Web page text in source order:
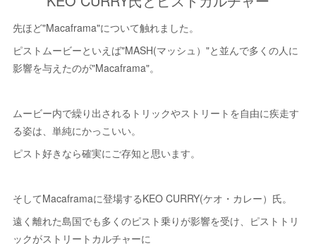
先ほど"Macaframa"について触れました。
ピストムービーといえば"MASH(マッシュ）"と並んで多くの人に
影響を与えたのが"Macaframa"。
ムービー内で繰り出されるトリックやストリートを自由に疾走す
る姿は、単純にかっこいい。
ピスト好きなら確実にご存知と思います。
そしてMacaframaに登場するKEO CURRY(ケオ・カレー）氏。
遠く離れた島国でも多くのピスト乗りが影響を受け、ピストトリ
ックがストリートカルチャーに